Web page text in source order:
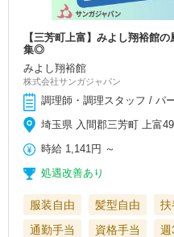
【三芳町上富】みよし翔裕館
集◎
みよし翔裕館
株式会社サンガジャパン
調理師・調理スタッフ / パ
埼玉県 入間郡三芳町 上富
時給 1,141円 ～
処遇改善あり
服装自由 髪型自由 扶
通勤手当
資格手当 週